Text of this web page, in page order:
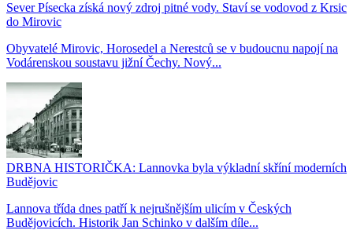
Sever Písecka získá nový zdroj pitné vody. Staví se vodovod z Krsic
do Mirovic
Obyvatelé Mirovic, Horosedel a Nerestců se v budoucnu napojí na
Vodárenskou soustavu jižní Čechy. Nový...
DRBNA HISTORIČKA: Lannovka byla výkladní skříní moderních
Budějovic
Lannova třída dnes patří k nejrušnějším ulicím v Českých
Budějovicích. Historik Jan Schinko v dalším díle...